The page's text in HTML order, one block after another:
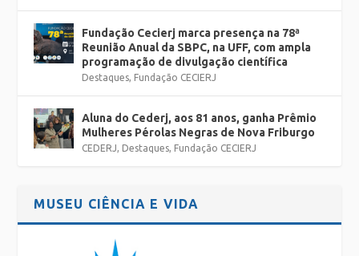
Fundação Cecierj marca presença na 78ª
Reunião Anual da SBPC, na UFF, com ampla
programação de divulgação científica
Destaques Fundação CECIERJ
Aluna do Cederj, aos 81 anos, ganha Prêmio
Mulheres Pérolas Negras de Nova Friburgo
CEDERJ Destaques Fundação CECIERJ
MUSEU CIÊNCIA E VIDA